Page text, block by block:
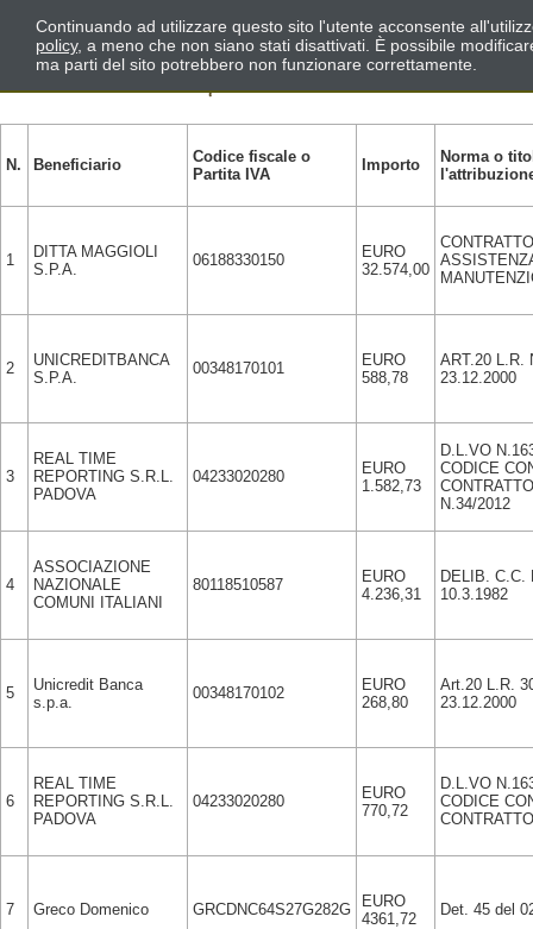
N. Beneficiario
Codice fiscale o
Partita IVA
Importo
Norma o
1
DITTA MAGGIOLI
S.P.A.
06188330150
EURO
32.574,00
2
UNICREDITBANCA
S.P.A.
00348170101
EURO
588,78
ART.20 L.R.
23.12.2000
3
REAL TIME
REPORTING S.R.L.
PADOVA
04233020280
EURO
1.582,73
D.L.VO
CODICE
N.34/2012
4
ASSOCIAZIONE
NAZIONALE
COMUNI ITALIANI
80118510587
EURO
4.236,31
DELIB. C.C.
10.3.1982
5
Unicredit Banca
s.p.a.
00348170102
EURO
268,80
Art.20 L.R.
23.12.2000
6
REAL TIME
REPORTING S.R.L.
PADOVA
04233020280
EURO
770,72
D.L.VO
CODICE
7 Greco Domenico GRCDNC64S27G282G
EURO
4361,72
Det. 45 del
Continuando ad utilizzare questo sito l'utente acconsente
policy, a meno che non siano stati disattivati. È possibile
ma parti del sito potrebbero non funzionare correttamente.